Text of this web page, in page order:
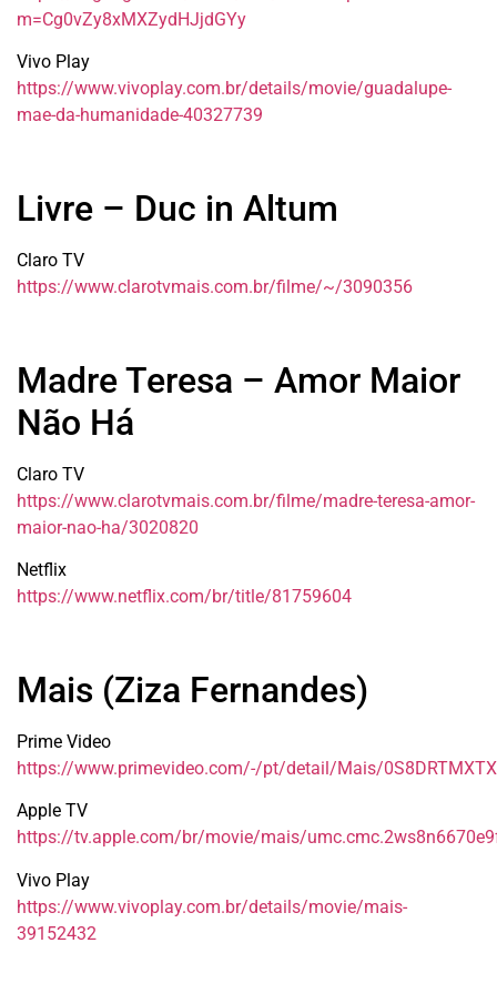
m=Cg0vZy8xMXZydHJjdGYy
Vivo Play
https://www.vivoplay.com.br/details/movie/guadalupe-
mae-da-humanidade-40327739
Livre – Duc in Altum
Claro TV
https://www.clarotvmais.com.br/filme/~/3090356
Madre Teresa – Amor Maior
Não Há
Claro TV
https://www.clarotvmais.com.br/filme/madre-teresa-amor-
maior-nao-ha/3020820
Netflix
https://www.netflix.com/br/title/81759604
Mais (Ziza Fernandes)
Prime Video
https://www.primevideo.com/-/pt/detail/Mais/
Apple TV
https://tv.apple.com/br/movie/mais/
Vivo Play
https://www.vivoplay.com.br/details/movie/mais-
39152432